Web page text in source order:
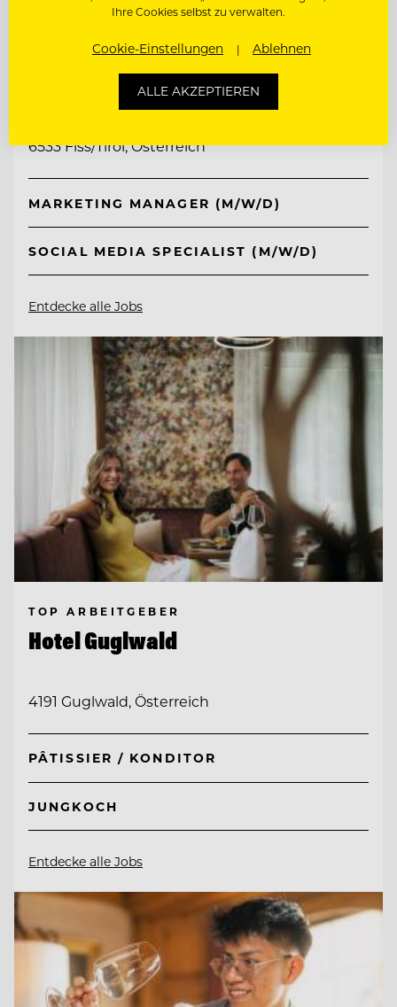
TOP ARBEITGEBER
Schlosshotel Fiss
6533 Fiss/Tirol, Österreich
MARKETING MANAGER (M/W/D)
SOCIAL MEDIA SPECIALIST (M/W/D)
Entdecke alle Jobs
TOP ARBEITGEBER
Hotel Guglwald
4191 Guglwald, Österreich
PÂTISSIER / KONDITOR
JUNGKOCH
Entdecke alle Jobs
Ihre Cookies selbst zu verwalten.
Cookie-Einstellungen Ablehnen
ALLE AKZEPTIEREN